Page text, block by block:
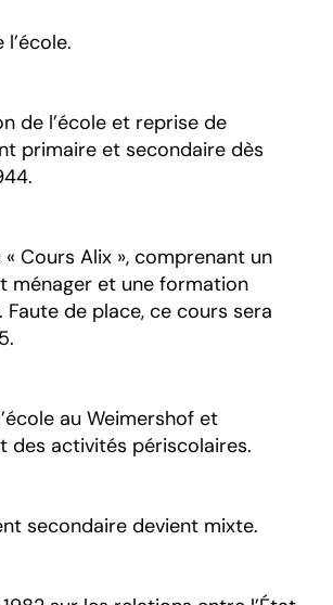
de l’école et reprise de
primaire et secondaire dès
Cours Alix », comprenant un
ménager et une formation
de place, ce cours sera
au Weimershof et
des activités périscolaires.
secondaire devient mixte.